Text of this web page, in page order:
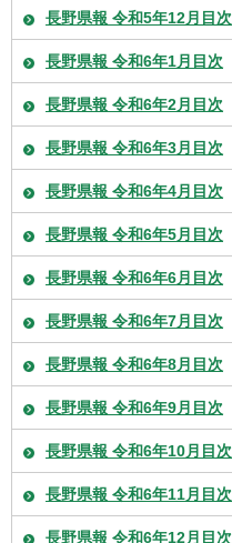
長野県報 令和5年12月目次
長野県報 令和6年1月目次
長野県報 令和6年2月目次
長野県報 令和6年3月目次
長野県報 令和6年4月目次
長野県報 令和6年5月目次
長野県報 令和6年6月目次
長野県報 令和6年7月目次
長野県報 令和6年8月目次
長野県報 令和6年9月目次
長野県報 令和6年10月目次
長野県報 令和6年11月目次
長野県報 令和6年12月目次